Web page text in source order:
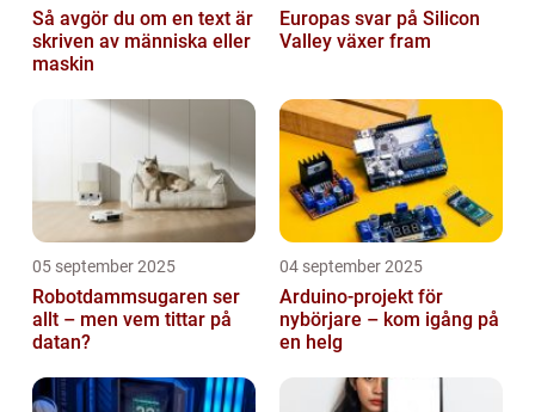
Så avgör du om en text är
skriven av människa eller
maskin
Europas svar på Silicon
Valley växer fram
05 september 2025
Robotdammsugaren ser
allt – men vem tittar på
datan?
04 september 2025
Arduino-projekt för
nybörjare – kom igång på
en helg